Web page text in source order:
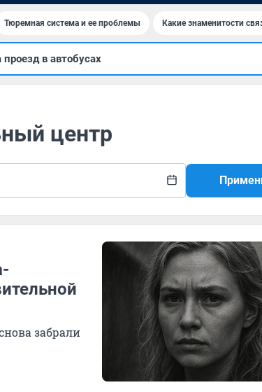
Тюремная система и ее проблемы Какие знаменитости
в автобусах
центр
забрали